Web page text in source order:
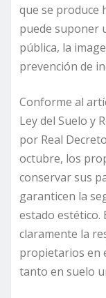
que se produce
puede suponer
pública, la
prevención de
Conforme al
Ley del Suelo y
por Real
octubre, los
conservar sus
garanticen la
estado estético.
claramente la
propietarios en
tanto en suelo